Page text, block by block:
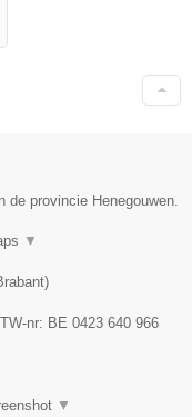
provincie Henegouwen.
▼
)
nr: BE 0423 640 966
▼